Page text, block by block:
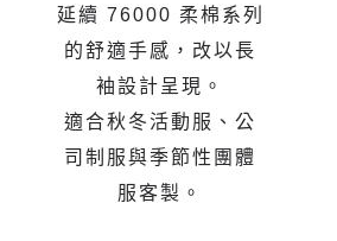
延續 76000 柔棉系列
的舒適手感，改以長
袖設計呈現。
適合秋冬活動服、公
司制服與季節性團體
服客製。